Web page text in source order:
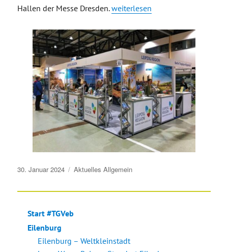
Hallen der Messe Dresden.„Eilenburg bei Reisemesse in
weiterlesen
Veröffentlicht
30. Januar 2024 Aktuelles Allgemein
Start #TGVeb
Eilenburg
Eilenburg – Weltkleinstadt